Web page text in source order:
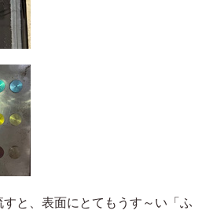
と、表面にとてもうす～い「ふ